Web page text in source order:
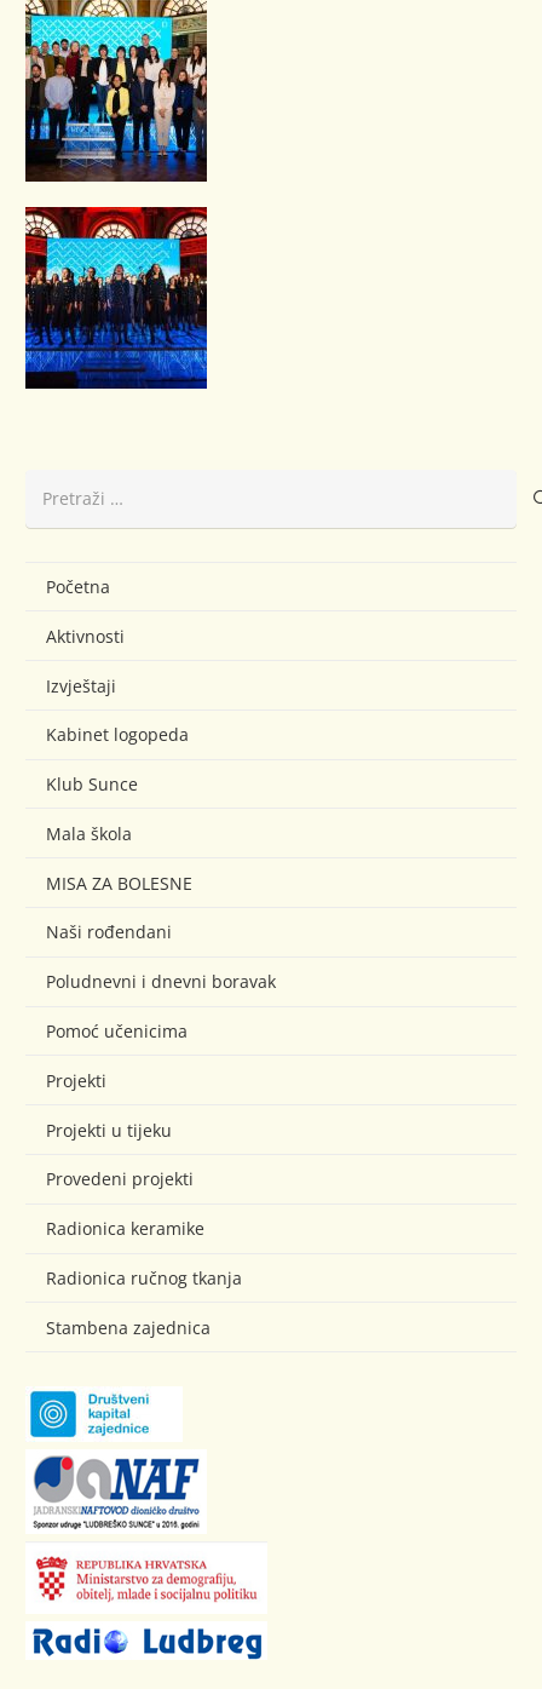
Početna
Aktivnosti
Izvještaji
Kabinet logopeda
Klub Sunce
Mala škola
MISA ZA BOLESNE
Naši rođendani
Poludnevni i dnevni boravak
Pomoć učenicima
Projekti
Projekti u tijeku
Provedeni projekti
Radionica keramike
Radionica ručnog tkanja
Stambena zajednica